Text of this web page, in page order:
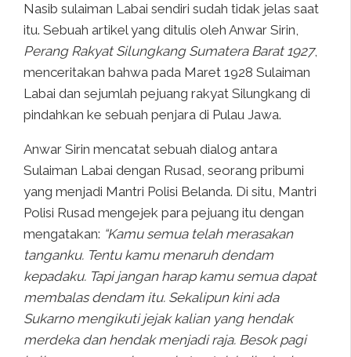
Nasib sulaiman Labai sendiri sudah tidak jelas saat
itu. Sebuah artikel yang ditulis oleh Anwar Sirin,
Perang Rakyat Silungkang Sumatera Barat 1927,
menceritakan bahwa pada Maret 1928 Sulaiman
Labai dan sejumlah pejuang rakyat Silungkang di
pindahkan ke sebuah penjara di Pulau Jawa.
Anwar Sirin mencatat sebuah dialog antara
Sulaiman Labai dengan Rusad, seorang pribumi
yang menjadi Mantri Polisi Belanda. Di situ, Mantri
Polisi Rusad mengejek para pejuang itu dengan
mengatakan: “Kamu semua telah merasakan
tanganku. Tentu kamu menaruh dendam
kepadaku. Tapi jangan harap kamu semua dapat
membalas dendam itu. Sekalipun kini ada
Sukarno mengikuti jejak kalian yang hendak
merdeka dan hendak menjadi raja. Besok pagi